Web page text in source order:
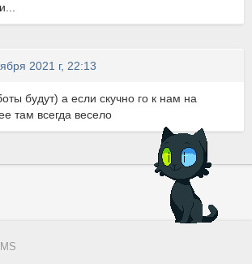
2021 г, 22:13
будут) а если скучно го к нам на
там всегда весело